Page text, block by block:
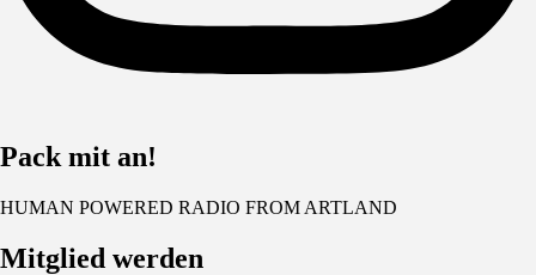
Pack mit an!
HUMAN POWERED RADIO FROM ARTLAND
Mitglied werden